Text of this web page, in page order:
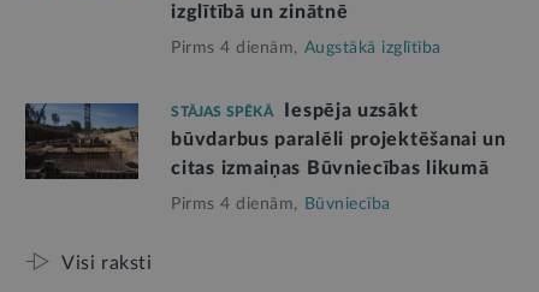
izglītībā un zinātnē
Pirms 4 dienām, Augstākā izglītība
STĀJAS SPĒKĀ
Iespēja uzsākt
būvdarbus paralēli projektēšanai un
citas izmaiņas Būvniecības likumā
Pirms 4 dienām, Būvniecība
Visi raksti